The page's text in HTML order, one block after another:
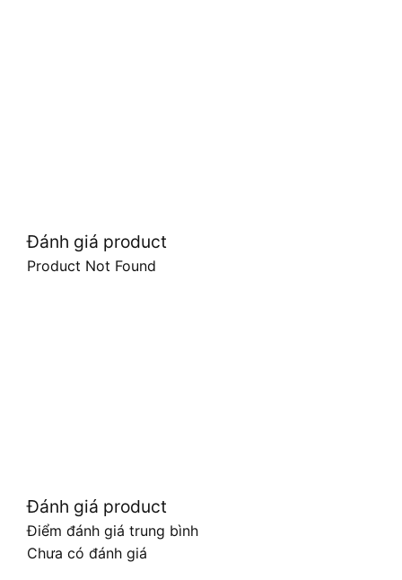
Đánh giá product
Product Not Found
Đánh giá product
Điểm đánh giá trung bình
Chưa có đánh giá